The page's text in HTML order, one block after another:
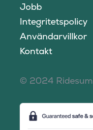
Jobb
Integritetspolicy
Användarvillkor
Kontakt
© 2024 Ridesum